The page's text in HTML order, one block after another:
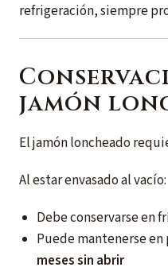
refrigeración, siempre
jamón
El jamón loncheado
Al estar envasado al vacío:
Debe conservarse en
Puede mantenerse
meses sin abrir